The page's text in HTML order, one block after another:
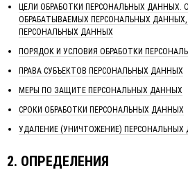
ЦЕЛИ ОБРАБОТКИ ПЕРСОНАЛЬНЫХ ДАННЫХ.
ОБРАБАТЫВАЕМЫХ ПЕРСОНАЛЬНЫХ ДАННЫХ,
ПЕРСОНАЛЬНЫХ ДАННЫХ
ПОРЯДОК И УСЛОВИЯ ОБРАБОТКИ
ПРАВА СУБЪЕКТОВ ПЕРСОНАЛЬНЫХ ДАННЫХ
МЕРЫ ПО ЗАЩИТЕ ПЕРСОНАЛЬНЫХ ДАННЫХ
СРОКИ ОБРАБОТКИ ПЕРСОНАЛЬНЫХ ДАННЫХ
УДАЛЕНИЕ (УНИЧТОЖЕНИЕ) ПЕРСОНАЛЬНЫХ
2. ОПРЕДЕЛЕНИЯ